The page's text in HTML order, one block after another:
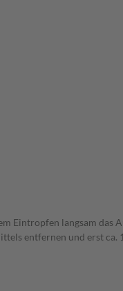
Eintropfen langsam das
entfernen und erst